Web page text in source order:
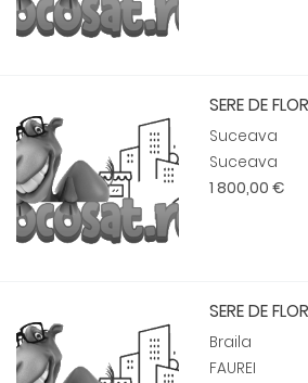
SERE DE
Suceava
Suceava
1 800,00 €
SERE DE
Braila
FAUREI